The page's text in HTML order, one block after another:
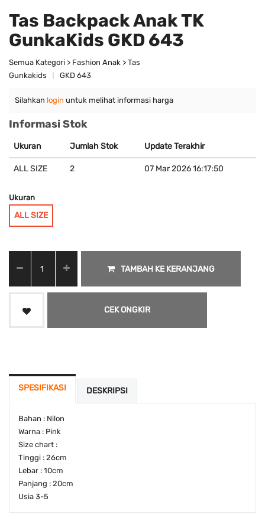
Tas Backpack Anak TK
GunkaKids GKD 643
Semua Kategori > Fashion Anak > Tas
Gunkakids
GKD 643
Silahkan login untuk melihat informasi harga
Informasi Stok
Ukuran Jumlah Stok Update Terakhir
ALL SIZE 2 07 Mar 2026 16:17:50
Ukuran
ALL SIZE
TAMBAH KE KERANJANG
CEK ONGKIR
SPESIFIKASI DESKRIPSI
Bahan : Nilon
Warna : Pink
Size chart :
Tinggi : 26cm
Lebar : 10cm
Panjang : 20cm
Usia 3-5